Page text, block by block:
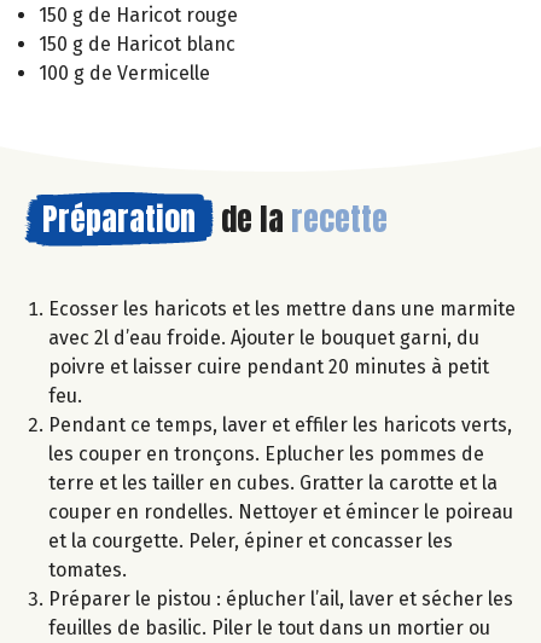
150 g de Haricot rouge
150 g de Haricot blanc
100 g de Vermicelle
Préparation de la recette
Ecosser les haricots et les mettre dans une marmite
avec 2l d’eau froide. Ajouter le bouquet garni, du
poivre et laisser cuire pendant 20 minutes à petit
feu.
Pendant ce temps, laver et effiler les haricots verts,
les couper en tronçons. Eplucher les pommes de
terre et les tailler en cubes. Gratter la carotte et la
couper en rondelles. Nettoyer et émincer le poireau
et la courgette. Peler, épiner et concasser les
tomates.
Préparer le pistou : éplucher l’ail, laver et sécher les
feuilles de basilic. Piler le tout dans un mortier ou